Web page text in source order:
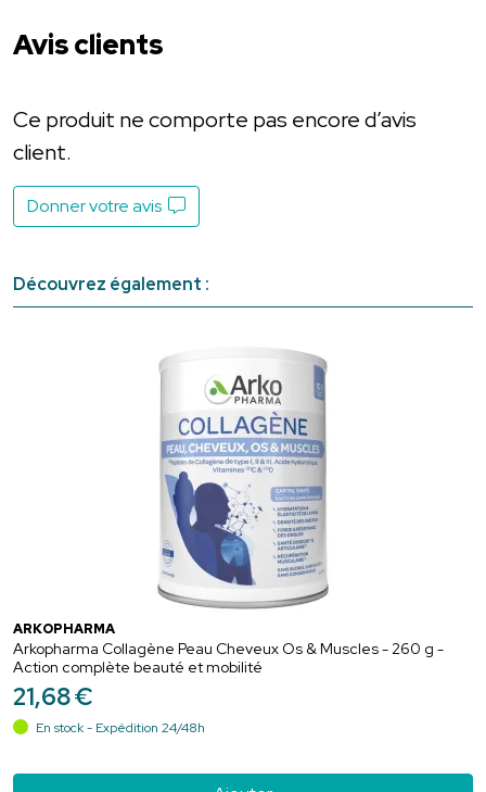
Avis clients
Ce produit ne comporte pas encore d’avis
client.
Donner votre avis
Découvrez également :
ARKOPHARMA
Arkopharma Collagène Peau Cheveux Os & Muscles - 260 g -
Action complète beauté et mobilité
21,68€
En stock - Expédition 24/48h